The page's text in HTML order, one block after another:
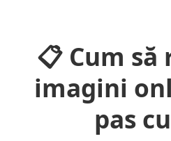
📋 Cum să
imagini
pas